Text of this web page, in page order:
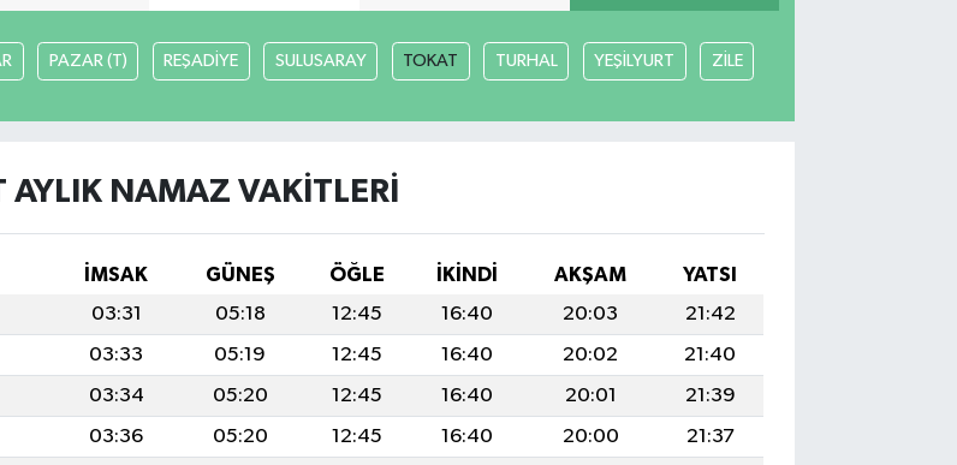
PAZAR (T) REŞADİYE SULUSARAY TOKAT TURHAL YEŞİLYURT ZİLE
AYLIK NAMAZ VAKITLERI
İMSAK GÜNEŞ ÖĞLE İKINDI AKŞAM
YATSI
03:31 05:18 12:45 16:40 20:03
21:42
03:33 05:19 12:45 16:40 20:02
21:40
03:34 05:20 12:45 16:40 20:01
21:39
03:36 05:20 12:45 16:40 20:00
21:37